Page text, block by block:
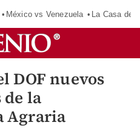
México vs Venezuela La Casa de
DOF nuevos
la
Agraria